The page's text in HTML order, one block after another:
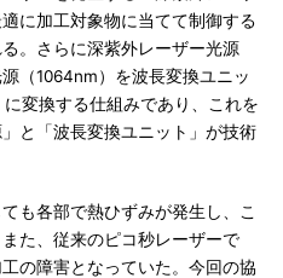
に加工対象物に当てて制御する
。さらに深紫外レーザー光源
（1064nm）を波長変換ユニッ
変換する仕組みであり、これを
と「波長変換ユニット」が技術
も各部で熱ひずみが発生し、こ
た、従来のピコ秒レーザーで
の障害となっていた。今回の協